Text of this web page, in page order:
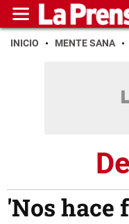
INICIO MENTE SANA
'Nos hace